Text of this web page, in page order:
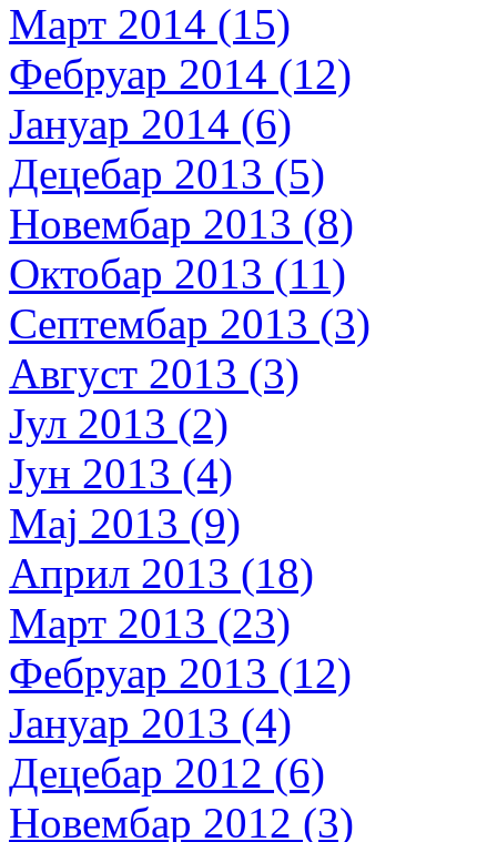
Март 2014 (15)
Фебруар 2014 (12)
Јануар 2014 (6)
Децебар 2013 (5)
Новембар 2013 (8)
Октобар 2013 (11)
Септембар 2013 (3)
Август 2013 (3)
Јул 2013 (2)
Јун 2013 (4)
Мај 2013 (9)
Април 2013 (18)
Март 2013 (23)
Фебруар 2013 (12)
Јануар 2013 (4)
Децебар 2012 (6)
Новембар 2012 (3)